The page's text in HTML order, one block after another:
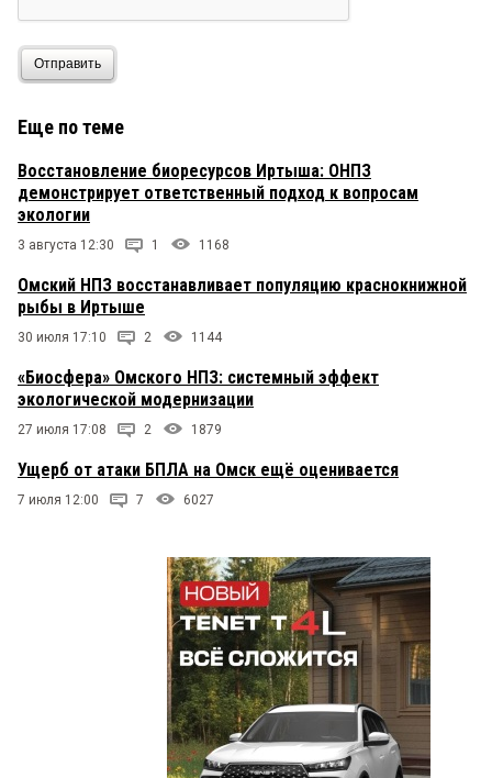
Отправить
Еще по теме
Восстановление биоресурсов Иртыша: ОНПЗ
демонстрирует ответственный подход к вопросам
экологии
3 августа 12:30 1 1168
Омский НПЗ восстанавливает популяцию краснокнижной
рыбы в Иртыше
30 июля 17:10 2 1144
«Биосфера» Омского НПЗ: системный эффект
экологической модернизации
27 июля 17:08 2 1879
Ущерб от атаки БПЛА на Омск ещё оценивается
7 июля 12:00 7 6027